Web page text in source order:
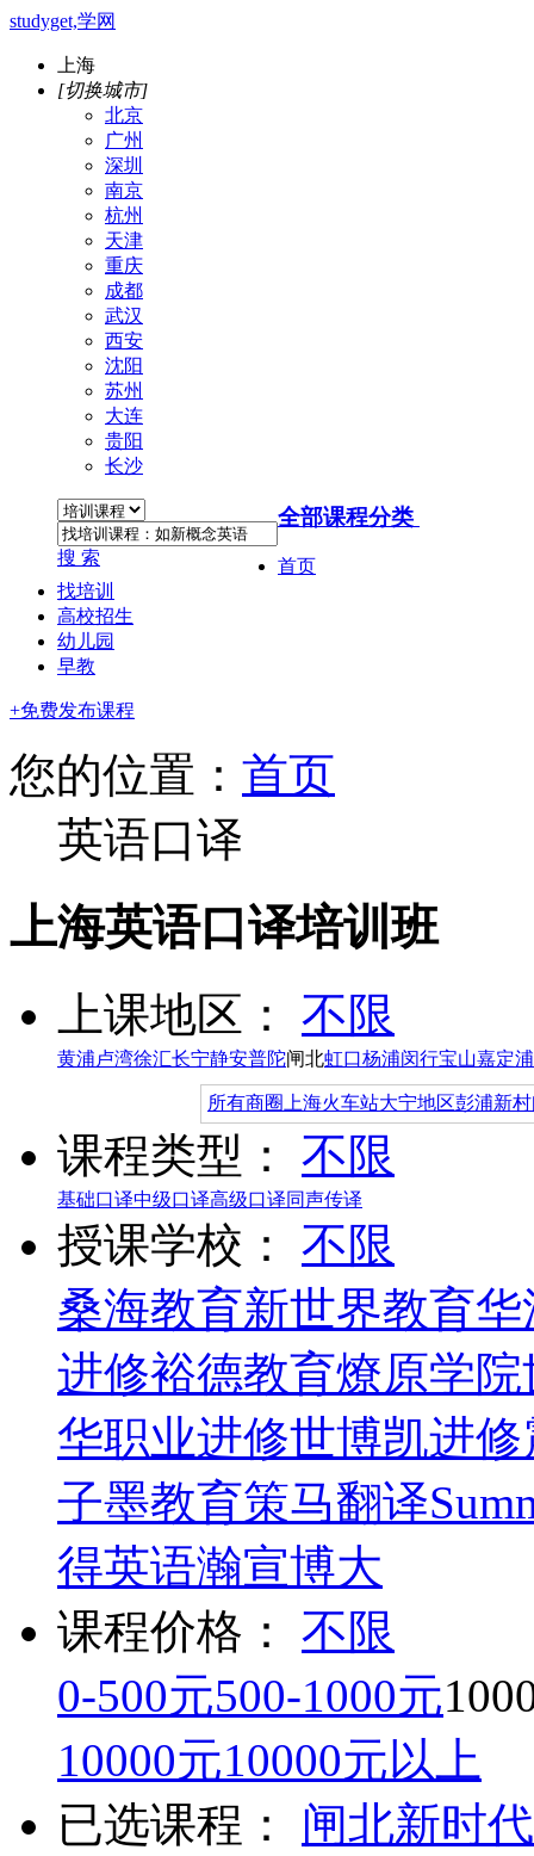
studyget,学网
上海
[切换城市]
北京
广州
深圳
南京
杭州
天津
重庆
成都
武汉
西安
沈阳
苏州
大连
贵阳
长沙
搜 索
全部课程分类
首页
找培训
高校招生
幼儿园
早教
+免费发布课程
您的位置： 首页
英语口译
上海英语口译培训班
上课地区： 不限
黄浦卢湾徐汇长宁静安普陀闸北虹口杨浦闵行宝山嘉定
所有商圈 上海火车站大宁地区彭浦新村
课程类型： 不限
基础口译中级口译高级口译同声传译
授课学校：
不限
桑海教育新世界教育华
进修裕德教育燎原学院
华职业进修世博凯进修
子墨教育策马翻译
得英语瀚宣博大
课程价格：
不限
0-500元500-1000元
10000元10000元以上
已选课程：
闸北新时